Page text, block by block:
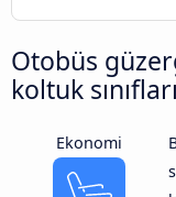
Otobüs
koltuk
Ekonomi